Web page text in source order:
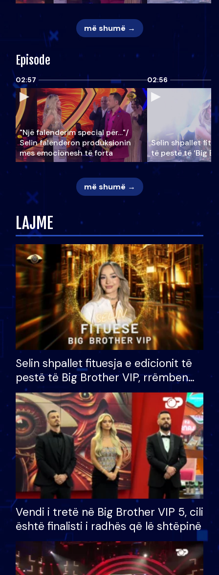
më shumë →
Episode
02:57
"Një falenderim special për…"/
Selin falënderon produksionin
mes emocionesh të forta
02:56
Selin shpallet
të pestë të ‘Big
më shumë →
LAJME
Selin shpallet fituesja e edicionit të
pestë të Big Brother VIP, rrëmben
çmimin e madh prej 100 mijë eurosh
Vendi i tretë në Big Brother VIP 5, cili
është finalisti i radhës që lë shtëpinë